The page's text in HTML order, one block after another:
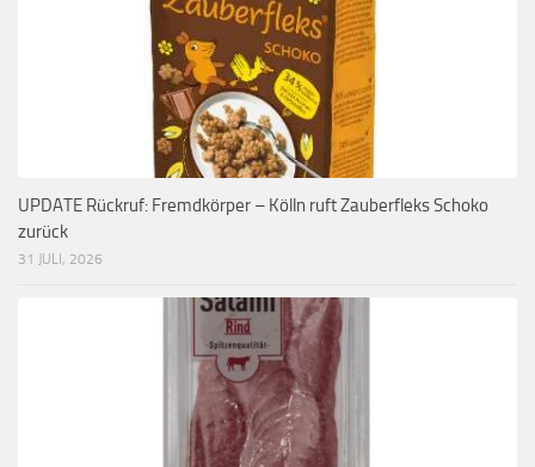
UPDATE Rückruf: Fremdkörper – Kölln ruft Zauberfleks Schoko
zurück
31 JULI, 2026